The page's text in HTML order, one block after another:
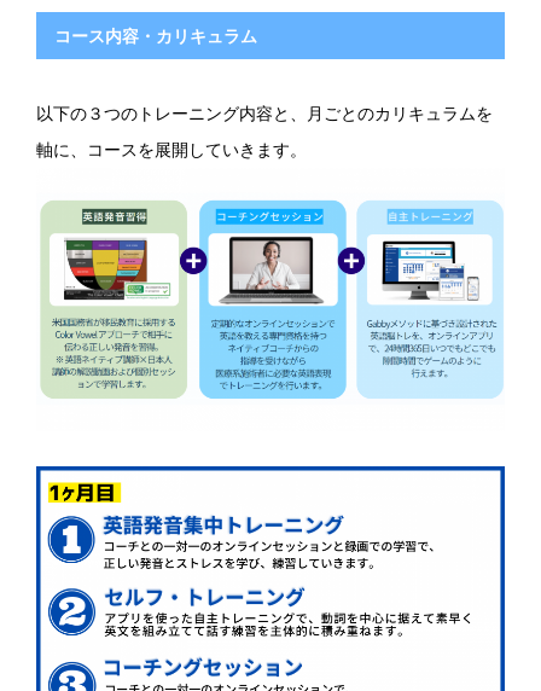
コース内容・カリキュラム
以下の３つのトレーニング内容と、月ごとのカリキュラムを
軸に、コースを展開していきます。